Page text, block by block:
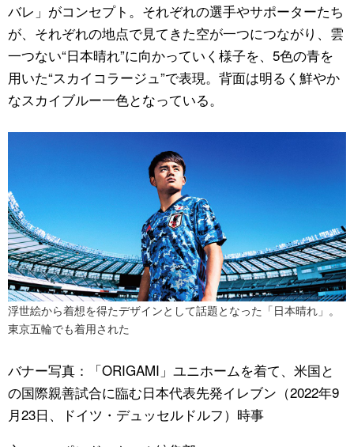
バレ」がコンセプト。それぞれの選手やサポーターたち
が、それぞれの地点で見てきた空が一つにつながり、雲
一つない“日本晴れ”に向かっていく様子を、5色の青を
用いた“スカイコラージュ”で表現。背面は明るく鮮やか
なスカイブルー一色となっている。
浮世絵から着想を得たデザインとして話題となった「日本晴れ」。
東京五輪でも着用された
バナー写真：「ORIGAMI」ユニホームを着て、米国と
の国際親善試合に臨む日本代表先発イレブン（2022年9
月23日、ドイツ・デュッセルドルフ）時事